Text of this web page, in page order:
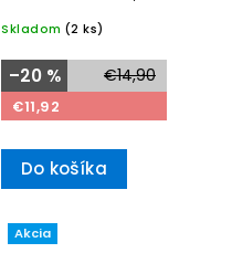
Skladom (2 ks)
€14,90
–20 %
€11,92
Do košíka
Akcia